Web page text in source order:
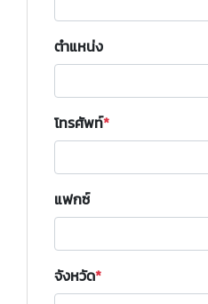
ตำแหน่ง
โทรศัพท์
แฟกซ์
จังหวัด